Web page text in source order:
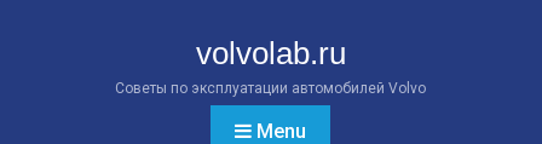
volvolab.ru
Советы по эксплуатации автомобилей Volvo
Menu